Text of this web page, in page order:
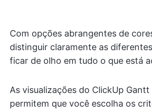
Com opções abrangentes de
distinguir claramente as
ficar de olho em tudo o que está
As visualizações do ClickUp
permitem que você escolha os